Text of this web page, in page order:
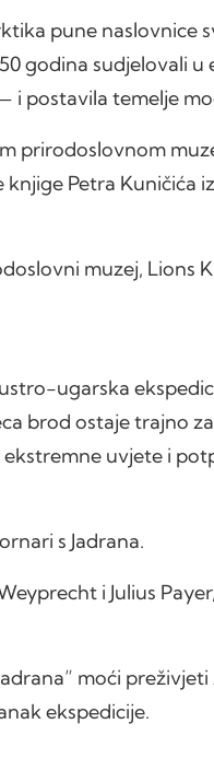
pune naslovnice
godina sudjelovali u
postavila temelje
prirodoslovnom
Petra Kuničića
muzej, Lions
ugarska
brod ostaje trajno
ekstremne uvjete i
s Jadrana.
i Julius
moći
ekspedicije.